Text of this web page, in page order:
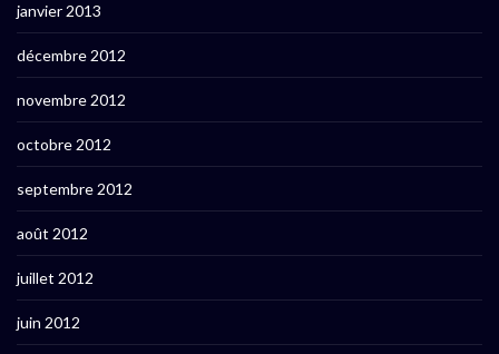
janvier 2013
décembre 2012
novembre 2012
octobre 2012
septembre 2012
août 2012
juillet 2012
juin 2012